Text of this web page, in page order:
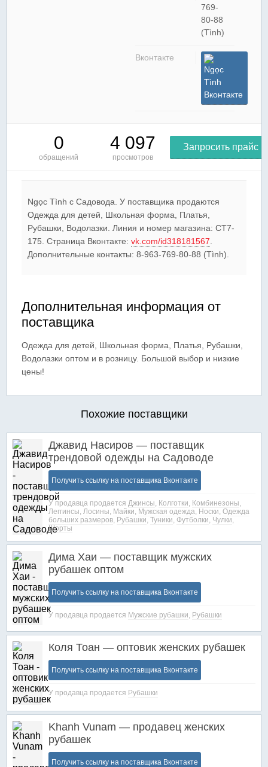
769-
80-88
(Tình)
Вконтакте
Ngọc
Tình
Вконтакте
0
обращений
4 097
просмотров
Запросить прайс
Ngọc Tình c Садовода. У поставщика продаются
Одежда для детей, Школьная форма, Платья,
Рубашки, Водолазки. Линия и номер магазина: СТ7-
175. Страница Вконтакте: vk.com/id318181567
Дополнительные контакты: 8-963-769-80-88 (Tình).
Дополнительная информация от
поставщика
Одежда для детей, Школьная форма, Платья, Рубашки,
Водолазки оптом и в розницу. Большой выбор и низкие
цены!
Похожие поставщики
Джавид Насиров — поставщик
трендовой одежды на Садоводе
Получить ссылку на поставщика Вконтакте
У продавца продается Джинсы, Колготки, Комбинезоны,
Леггинсы, Лосины, Майки, Мужская одежда, Носки, Одежда
больших размеров, Рубашки, Туники, Футболки, Чулки,
Шорты
Дима Хаи — поставщик мужских
рубашек оптом
Получить ссылку на поставщика Вконтакте
У продавца продается Мужские рубашки, Рубашки
Коля Тоан — оптовик женских рубашек
Получить ссылку на поставщика Вконтакте
У продавца продается Рубашки
Khanh Vunam — продавец женских
рубашек
Получить ссылку на поставщика Вконтакте